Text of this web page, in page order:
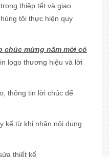
thiệp tết và giao
tôi thực hiện quy
chúc mừng năm mới có
logo thương hiệu và lời
thông tin lời chúc để
kể từ khi nhận nội dung
thiết kế